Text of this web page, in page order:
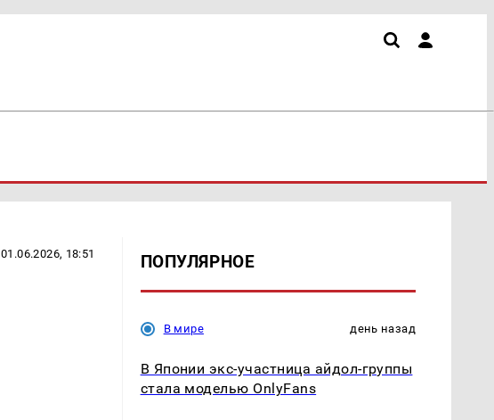
01.06.2026, 18:51 ПОПУЛЯРНОЕ
В мире день назад
В Японии экс-участница айдол-группы
стала моделью OnlyFans